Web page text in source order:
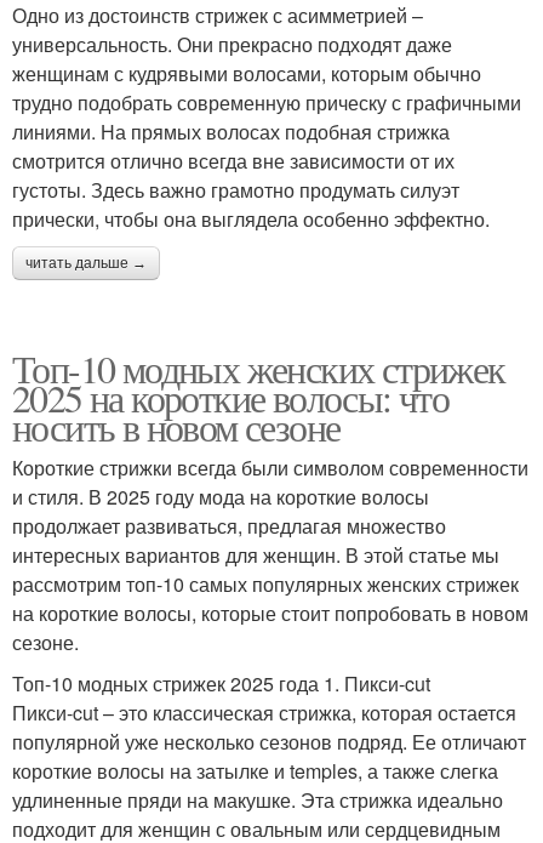
Одно из достоинств стрижек с асимметрией –
универсальность. Они прекрасно подходят даже
женщинам с кудрявыми волосами, которым обычно
трудно подобрать современную прическу с графичными
линиями. На прямых волосах подобная стрижка
смотрится отлично всегда вне зависимости от их
густоты. Здесь важно грамотно продумать силуэт
прически, чтобы она выглядела особенно эффектно.
читать дальше →
Топ-10 модных женских стрижек
2025 на короткие волосы: что
носить в новом сезоне
Короткие стрижки всегда были символом современности
и стиля. В 2025 году мода на короткие волосы
продолжает развиваться, предлагая множество
интересных вариантов для женщин. В этой статье мы
рассмотрим топ-10 самых популярных женских стрижек
на короткие волосы, которые стоит попробовать в новом
сезоне.
Топ-10 модных стрижек 2025 года 1. Пикси-cut
Пикси-cut – это классическая стрижка, которая остается
популярной уже несколько сезонов подряд. Ее отличают
короткие волосы на затылке и temples, а также слегка
удлиненные пряди на макушке. Эта стрижка идеально
подходит для женщин с овальным или сердцевидным